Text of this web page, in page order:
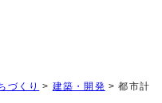
づくり > 建築・開発 > 都市計